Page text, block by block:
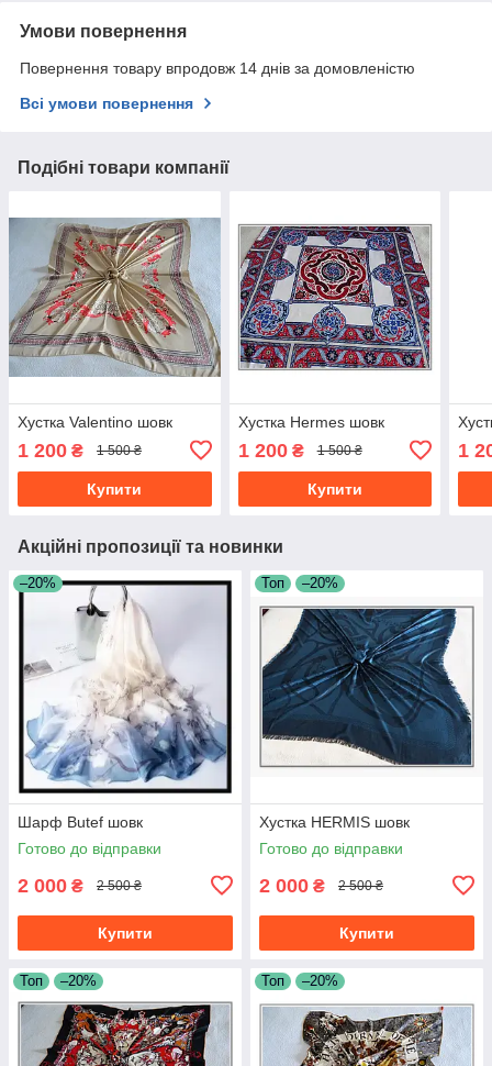
Умови повернення
Повернення товару впродовж 14 днів за домовленістю
Всі умови повернення
Подібні товари компанії
Хустка Valentino шовк
1 200 ₴ 1 500 ₴
Купити
Хустка Hermes шовк
1 200₴ 1 500 ₴
Купити
1
Акційні пропозиції та новинки
–20%
Шарф Butef шовк
Готово до відправки
2 000 ₴ 2 500 ₴
Купити
Топ –20%
Хустка HERMIS шовк
Готово до відправки
2 000 ₴ 2 500 ₴
Купити
Топ –20% Топ –20%